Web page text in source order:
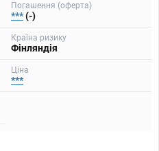
Погашення (оферта)
***(-)
Країна ризику
Фінляндія
Ціна
***